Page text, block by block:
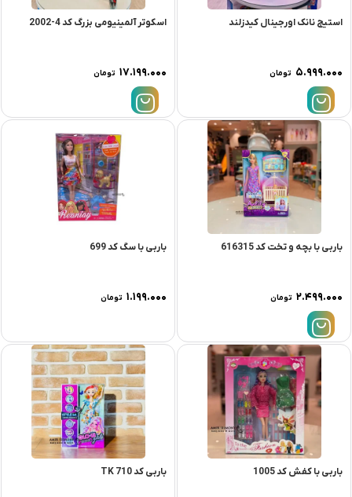
استیج نانک اورجینال کیدزلند
۵.۹۹۹.۰۰۰ تومان
اسکوتر آلمینیومی بزرگ کد 4-2002
۱۷.۱۹۹.۰۰۰ تومان
باربی با بچه و تخت کد 616315
۲.۴۹۹.۰۰۰ تومان
باربی با سگ کد 699
۱.۱۹۹.۰۰۰ تومان
باربی با کفش کد 1005 باربی کد TK 710